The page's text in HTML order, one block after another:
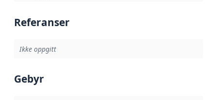
Referanser
Ikke oppgitt
Gebyr